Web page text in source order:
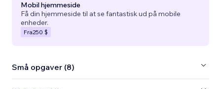
Mobil hjemmeside
Få din hjemmeside til at se fantastisk ud på mobile
enheder.
Fra250 $
Små opgaver (8)